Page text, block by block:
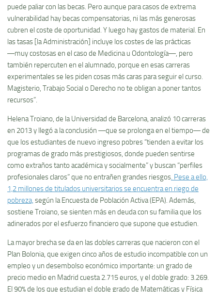
puede paliar con las becas. Pero aunque para casos de extrema
vulnerabilidad hay becas compensatorias, ni las más generosas
cubren el coste de oportunidad. Y luego hay gastos de material. En
las tasas [la Administración] incluye los costes de las prácticas
―muy costosas en el caso de Medicina u Odontología―, pero
también repercuten en el alumnado, porque en esas carreras
experimentales se les piden cosas más caras para seguir el curso.
Magisterio, Trabajo Social o Derecho no te obligan a poner tantos
recursos”.
Helena Troiano, de la Universidad de Barcelona, analizó 10 carreras
en 2013 y llegó a la conclusión ―que se prolonga en el tiempo― de
que los estudiantes de nuevo ingreso pobres “tienden a evitar los
programas de grado más prestigiosos, donde pueden sentirse
como extraños tanto académica y socialmente” y buscan “perfiles
profesionales claros” que no entrañen grandes riesgos. Pese a ello,
1,2 millones de titulados universitarios se encuentra en riego de
pobreza, según la Encuesta de Población Activa (EPA). Además,
sostiene Troiano, se sienten más en deuda con su familia que los
adinerados por el esfuerzo financiero que supone que estudien.
La mayor brecha se da en las dobles carreras que nacieron con el
Plan Bolonia, que exigen cinco años de estudio incompatible con un
empleo y un desembolso económico importante: un grado de
precio medio en Madrid cuesta 2.715 euros, y el doble grado: 3.269.
El 90% de los que estudian el doble grado de Matemáticas y Física